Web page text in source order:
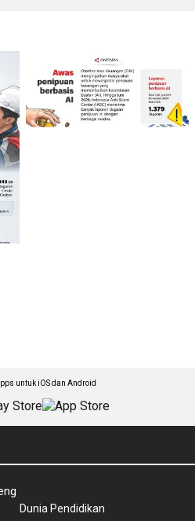
untuk iOS dan Android
Dunia Pendidikan